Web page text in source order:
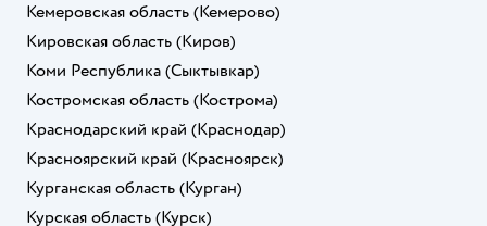
Кемеровская область (Кемерово)
Кировская область (Киров)
Коми Республика (Сыктывкар)
Костромская область (Кострома)
Краснодарский край (Краснодар)
Красноярский край (Красноярск)
Курганская область (Курган)
Курская область (Курск)